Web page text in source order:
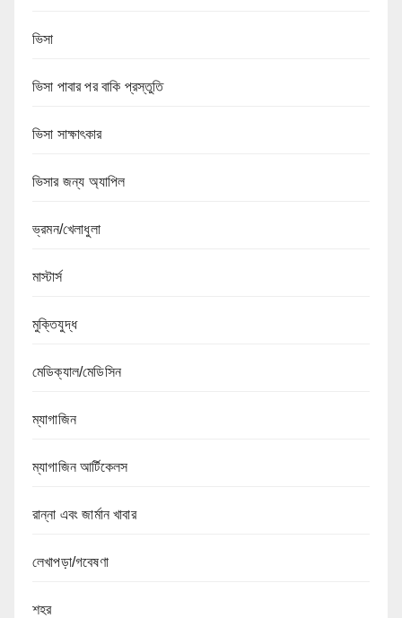
ভিসা
ভিসা পাবার পর বাকি প্রস্তুতি
ভিসা সাক্ষাৎকার
ভিসার জন্য অ্যাপিল
ভ্রমন/খেলাধুলা
মাস্টার্স
মুক্তিযুদ্ধ
মেডিক্যাল/মেডিসিন
ম্যাগাজিন
ম্যাগাজিন আর্টিকেলস
রান্না এবং জার্মান খাবার
লেখাপড়া/গবেষণা
শহর